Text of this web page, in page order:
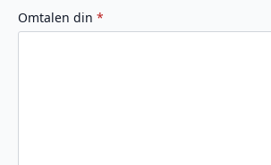
av
5
av
5
av
5
av
5
av
5
Omtalen din *